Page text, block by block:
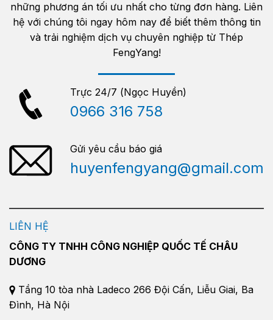
những phương án tối ưu nhất cho từng đơn hàng. Liên
hệ với chúng tôi ngay hôm nay để biết thêm thông tin
và trải nghiệm dịch vụ chuyên nghiệp từ Thép
FengYang!
Trực 24/7 (Ngọc Huyền)
0966 316 758
Gửi yêu cầu báo giá
huyenfengyang@gmail.com
LIÊN HỆ
CÔNG TY TNHH CÔNG NGHIỆP QUỐC TẾ CHÂU
DƯƠNG
Tầng 10 tòa nhà Ladeco 266 Đội Cấn, Liễu Giai, Ba
Đình, Hà Nội